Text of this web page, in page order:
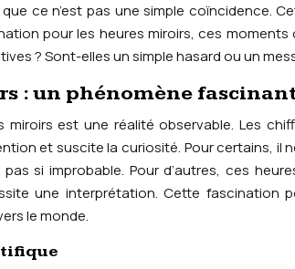
ce n’est pas une simple coïncidence.
pour les heures miroirs, ces moments
? Sont-elles un simple hasard ou un
: un phénomène
miroirs est une réalité observable. Les
et suscite la curiosité. Pour certains, il
pas si improbable. Pour d’autres, ces
une interprétation. Cette fascination
le monde.